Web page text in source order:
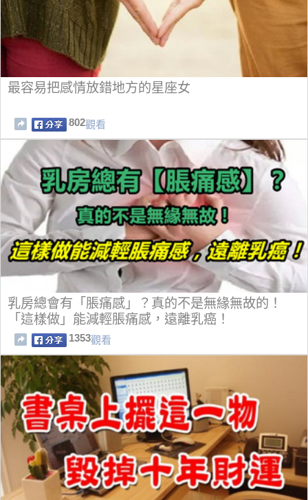
最容易把感情放錯地方的星座女
802觀看
乳房總會有「脹痛感」？真的不是無緣無故的！
「這樣做」能減輕脹痛感，遠離乳癌！
1353觀看